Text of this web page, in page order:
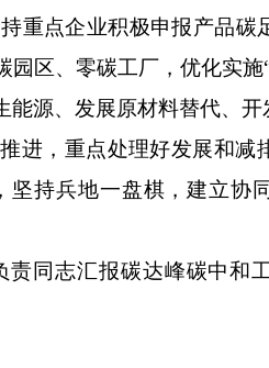
重点企业积极申报产品碳
区、零碳工厂，优化实施
源、发展原材料替代、开
进，重点处理好发展和减
持兵地一盘棋，建立协
同志汇报碳达峰碳中和